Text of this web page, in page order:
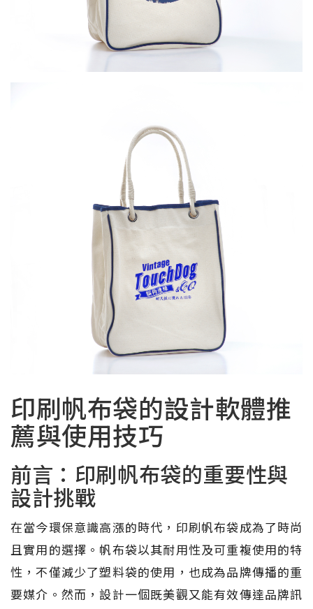
印刷帆布袋的設計軟體推
薦與使用技巧
前言：印刷帆布袋的重要性與
設計挑戰
在當今環保意識高漲的時代，印刷帆布袋成為了時尚
且實用的選擇。帆布袋以其耐用性及可重複使用的特
性，不僅減少了塑料袋的使用，也成為品牌傳播的重
要媒介。然而，設計一個既美觀又能有效傳達品牌訊